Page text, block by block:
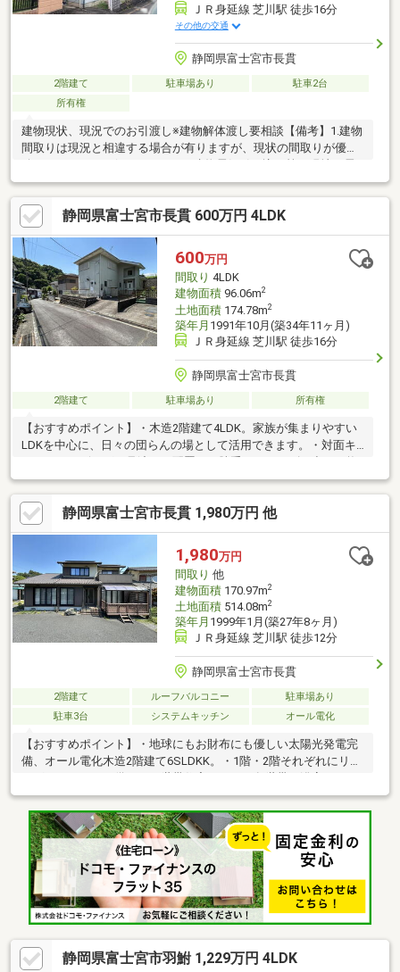
ＪＲ身延線 芝川駅 徒歩16分
その他の交通
静岡県富士宮市長貫
2階建て 駐車場あり
駐車2台
所有権
建物現状、現況でのお引渡し※建物解体渡し要相談【備考】1.建物
間取りは現況と相違する場合が有りますが、現状の間取りが優先
柱、支線、支柱の設置がされておりますが、本物件は現状でのお
引き渡しとなりますのでご了解ください。3.予約先着順での販売
とさせていただきますので、検討中に予約が入る場合がございま
す。4.本物件は、売主残置物片付け終了後のお引き渡しと致しま
すのでご了解ください。5.がけ条例有（2mを超えるがけの下端か
らの水平距離が、がけの高さの2倍以内の位置に建築物を建築する
場合は、安全な擁壁を設けなければなりません）。
静岡県富士宮市長貫 600万円 4LDK
600万円
間取り 4LDK
建物面積96.06m2
土地面積174.78m2
築年月 1991年10月(築34年11ヶ月)
ＪＲ身延線 芝川駅 徒歩16分
静岡県富士宮市長貫
2階建て 駐車場あり 所有権
【おすすめポイント】・木造2階建て4LDK。家族が集まりやすい
LDKを中心に、日々の団らんの場として活用できます。・対面キ
気にも対応しやすい動線です。・各居室に収納があり、衣類や日
用品を分けて整理することで居室を広く使えます。・水回りには
窓があり、日常的に換気が可能です。・駐車1台分あり。車通りの
少ない閑静な立地で、小学校まで約500mと通学しやすい距離で
静岡県富士宮市長貫 1,980万円 他
1,980万円
間取り 他
建物面積170.97m2
土地面積514.08m2
築年月 1999年1月(築27年8ヶ月)
ＪＲ身延線 芝川駅 徒歩12分
静岡県富士宮市長貫
2階建て ルーフバルコニー
駐車場あり
駐車3台
システムキッチン オール電化
【おすすめポイント】・地球にもお財布にも優しい太陽光発電完
備、オール電化木造2階建て6SLDKK。・1階・2階それぞれにリビ
レ・洗面があり、生活空間を分けて暮らすことができます。・敷
地面積514.08平米に駐車場7台分を確保し、来客や複数台所有にも
対応できます。・広いお庭ではガーデニングを楽しめ、外で過ご
す時間も日常に取り入れられます。・和室2部屋と洋室4部屋に加
え納戸を備え、家族構成に応じた部屋の使い分けが可能です。・
ウッドデッキや広縁、バルコニーがあり、屋内外を行き来しなが
ら過ごせる住まいです。
静岡県富士宮市羽鮒 1,229万円 4LDK